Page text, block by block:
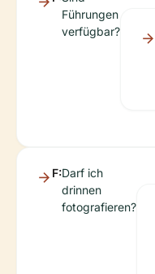
Führungen
verfügbar?
F:Darf ich
drinnen
fotografieren?